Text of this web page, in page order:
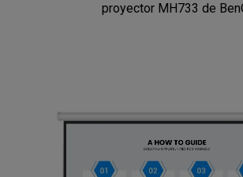
proyector MH733 de